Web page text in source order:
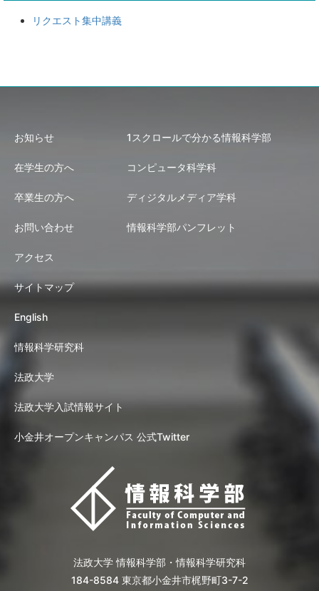
リクエスト集中講義
お知らせ
在学生の方へ
卒業生の方へ
お問い合わせ
アクセス
サイトマップ
English
1スクロールで分かる情報科学部
コンピュータ科学科
ディジタルメディア学科
情報科学部パンフレット
情報科学研究科
法政大学
法政大学入試情報サイト
小金井オープンキャンパス 公式Twitter
法政大学 情報科学部・情報科学研究科
184-8584 東京都小金井市梶野町3-7-2